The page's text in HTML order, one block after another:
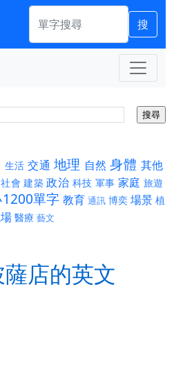
搜
生活 交通 地理 自然 身體 其他
社會 建築 政治 科技 軍事 家庭 旅遊
單字 教育 通訊 博奕 場景 植
醫療 藝文
店的英文